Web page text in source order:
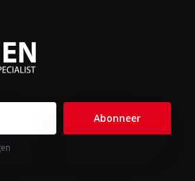
Abonneer